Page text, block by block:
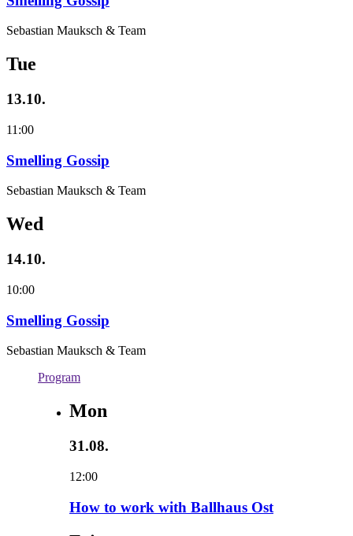
Sebastian Mauksch & Team
Tue
13.10.
11:00
Smelling Gossip
Sebastian Mauksch & Team
Wed
14.10.
10:00
Smelling Gossip
Sebastian Mauksch & Team
Program
Mon
31.08.
12:00
How to work with Ballhaus Ost